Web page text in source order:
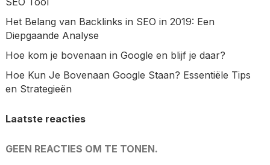
Het Belang van Backlinks in SEO in 2019: Een
Diepgaande Analyse
Hoe kom je bovenaan in Google en blijf je daar?
Hoe Kun Je Bovenaan Google Staan? Essentiële Tips
en Strategieën
Laatste reacties
GEEN REACTIES OM TE TONEN.